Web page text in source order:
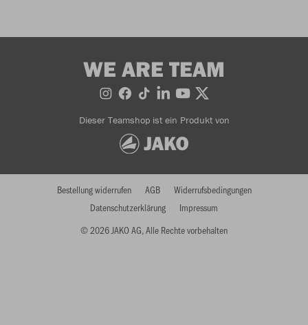
WE ARE TEAM
Dieser Teamshop ist ein Produkt von
© 2026 JAKO AG, Alle Rechte vorbehalten
Bestellung widerrufen AGB
Widerrufsbedingungen
Datenschutzerklärung
Impressum